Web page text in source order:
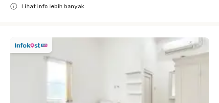
Lihat info lebih banyak